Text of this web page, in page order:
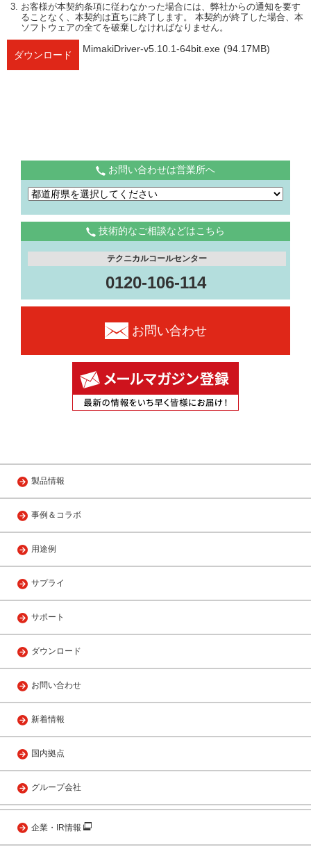
お客様が本契約条項に従わなかった場合には、弊社からの通知を要す
ることなく、本契約は直ちに終了します。 本契約が終了した場合、本
ソフトウェアの全てを破棄しなければなりません。
ダウンロード
MimakiDriver-v5.10.1-64bit.exe (94.17MB)
お問い合わせは営業所へ
技術的なご相談などはこちら
テクニカルコールセンター
0120-106-114
お問い合わせ
製品情報
事例＆コラボ
用途例
サプライ
サポート
ダウンロード
お問い合わせ
新着情報
国内拠点
グループ会社
企業・IR情報